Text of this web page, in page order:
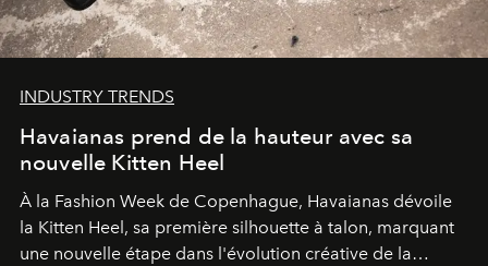
INDUSTRY TRENDS
Havaianas prend de la hauteur avec sa
nouvelle Kitten Heel
À la Fashion Week de Copenhague, Havaianas dévoile
la Kitten Heel, sa première silhouette à talon, marquant
une nouvelle étape dans l'évolution créative de la